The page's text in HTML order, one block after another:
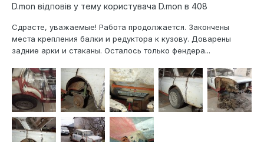
D.mon відповів у тему користувача D.mon в 408
Сдрасте, уважаемые! Работа продолжается. Закончены
места крепления балки и редуктора к кузову. Доварены
задние арки и стаканы. Осталось только фендера...